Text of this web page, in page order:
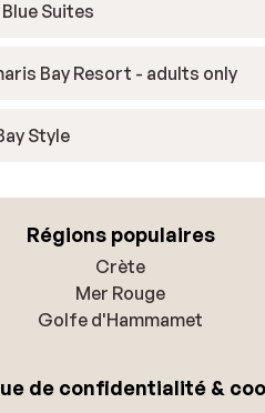
Suites
Bay Resort - adults only
Style
Régions populaires
Crète
Mer Rouge
Golfe d'Hammamet
de confidentialité &